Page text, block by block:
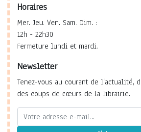
Horaires
Mer. Jeu. Ven. Sam. Dim. :
12h - 22h30
Fermeture lundi et mardi.
Newsletter
Tenez-vous au courant de l'actualité,
des coups de cœurs de la librairie.